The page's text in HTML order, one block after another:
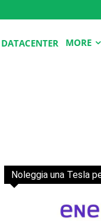
DATACENTER MORE
Noleggia una Tesla